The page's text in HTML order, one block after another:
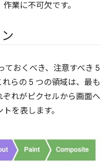
業に不可欠です。
ておくべき、注意すべき 5
らの 5 つの領域は、最も
れがピクセルから画面へ
を表します。